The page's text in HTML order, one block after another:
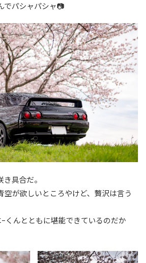
でパシャパシャ📷
具合だ。
空が欲しいところやけど、贅沢は言う
くんとともに堪能できているのだか